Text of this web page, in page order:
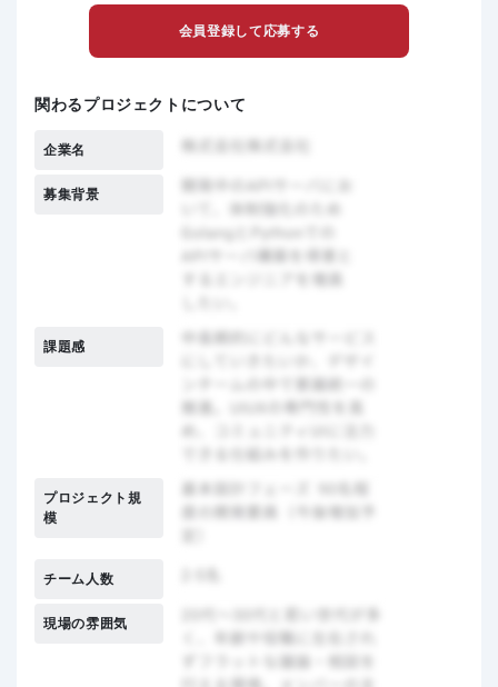
会員登録して応募する
関わるプロジェクトについて
企業名
募集背景
課題感
プロジェクト規
模
チーム人数
現場の雰囲気